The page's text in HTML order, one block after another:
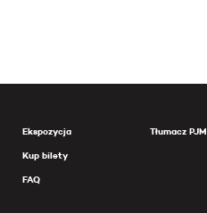
Ekspozycja
Kup bilety
FAQ
Tłumacz PJM